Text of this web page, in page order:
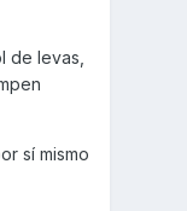
de levas,
sí mismo